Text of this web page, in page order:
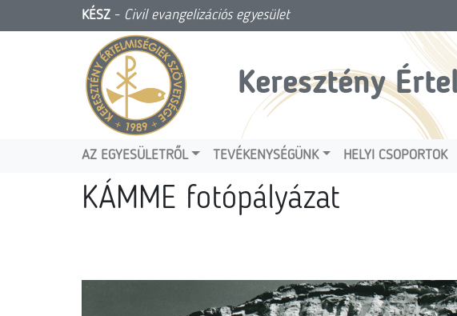
KÉSZ - Civil evangelizációs egyesület
Keresztény
AZ EGYESÜLETRŐL TEVÉKENYSÉGÜNK HELYI CSOPORTOK
KÁMME fotópályázat